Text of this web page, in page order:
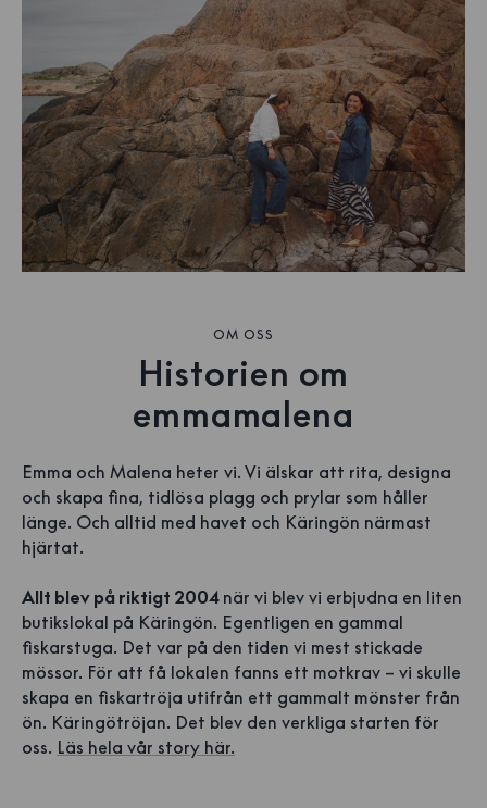
OM OSS
Historien om
emmamalena
Emma och Malena heter vi. Vi älskar att rita, designa
och skapa fina, tidlösa plagg och prylar som håller
länge. Och alltid med havet och Käringön närmast
hjärtat.
Allt blev på riktigt 2004 när vi blev vi erbjudna en liten
butikslokal på Käringön. Egentligen en gammal
fiskarstuga. Det var på den tiden vi mest stickade
mössor. För att få lokalen fanns ett motkrav – vi skulle
skapa en fiskartröja utifrån ett gammalt mönster från
ön. Käringötröjan. Det blev den verkliga starten för
oss. Läs hela vår story här.